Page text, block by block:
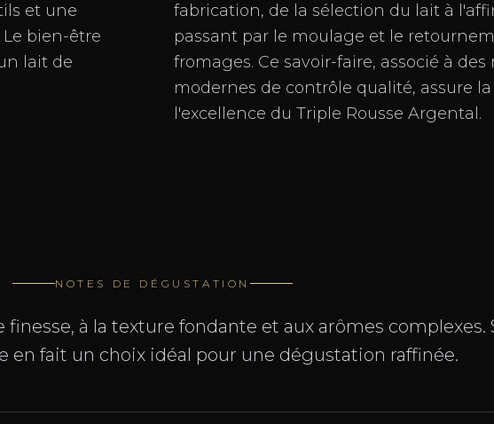
et une
bien-être
lait de
fabrication, de la sélection du lait à
passant par le moulage et le
fromages. Ce savoir-faire, associé à
modernes de contrôle qualité, assure
l'excellence du Triple Rousse Argental.
NOTES DE DÉGUSTATION
à la texture fondante et aux arômes complexes.
en fait un choix idéal pour une dégustation raffinée.